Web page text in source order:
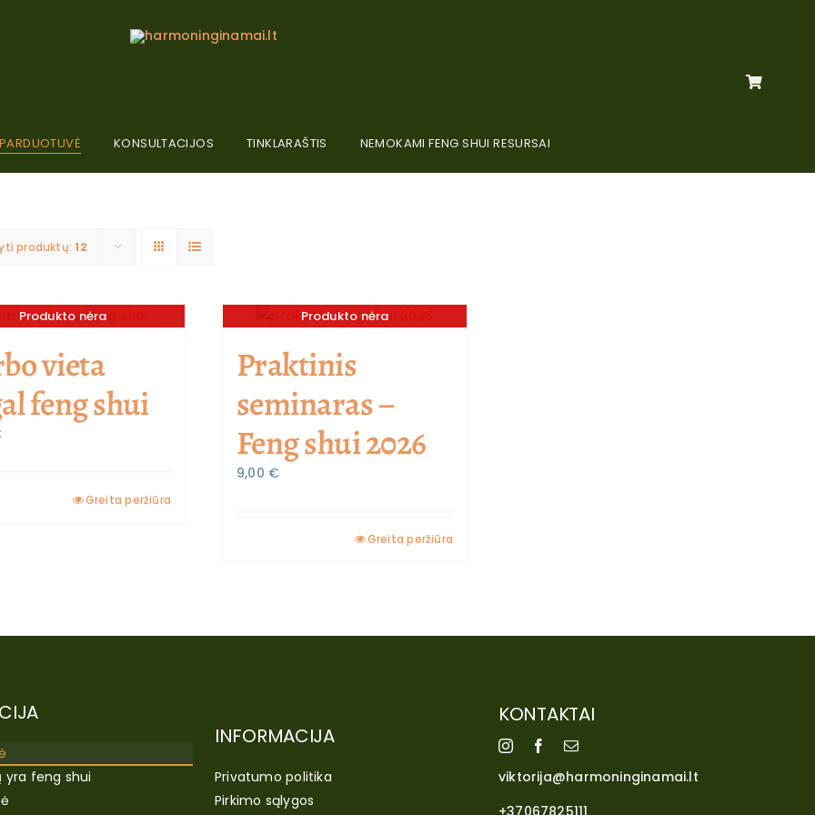
PARDUOTUVĖ KONSULTACIJOS TINKLARAŠTIS NEMOKAMI FENG SHUI RESURSAI
produktų:12
Produkto nėra
vieta
feng shui
Greita peržiūra
Produkto nėra
Praktinis
seminaras –
Feng shui 2026
9,00 €
Greita peržiūra
yra feng shui
INFORMACIJA
Privatumo politika
Pirkimo sąlygos
KONTAKTAI
viktorija@harmoninginamai.lt